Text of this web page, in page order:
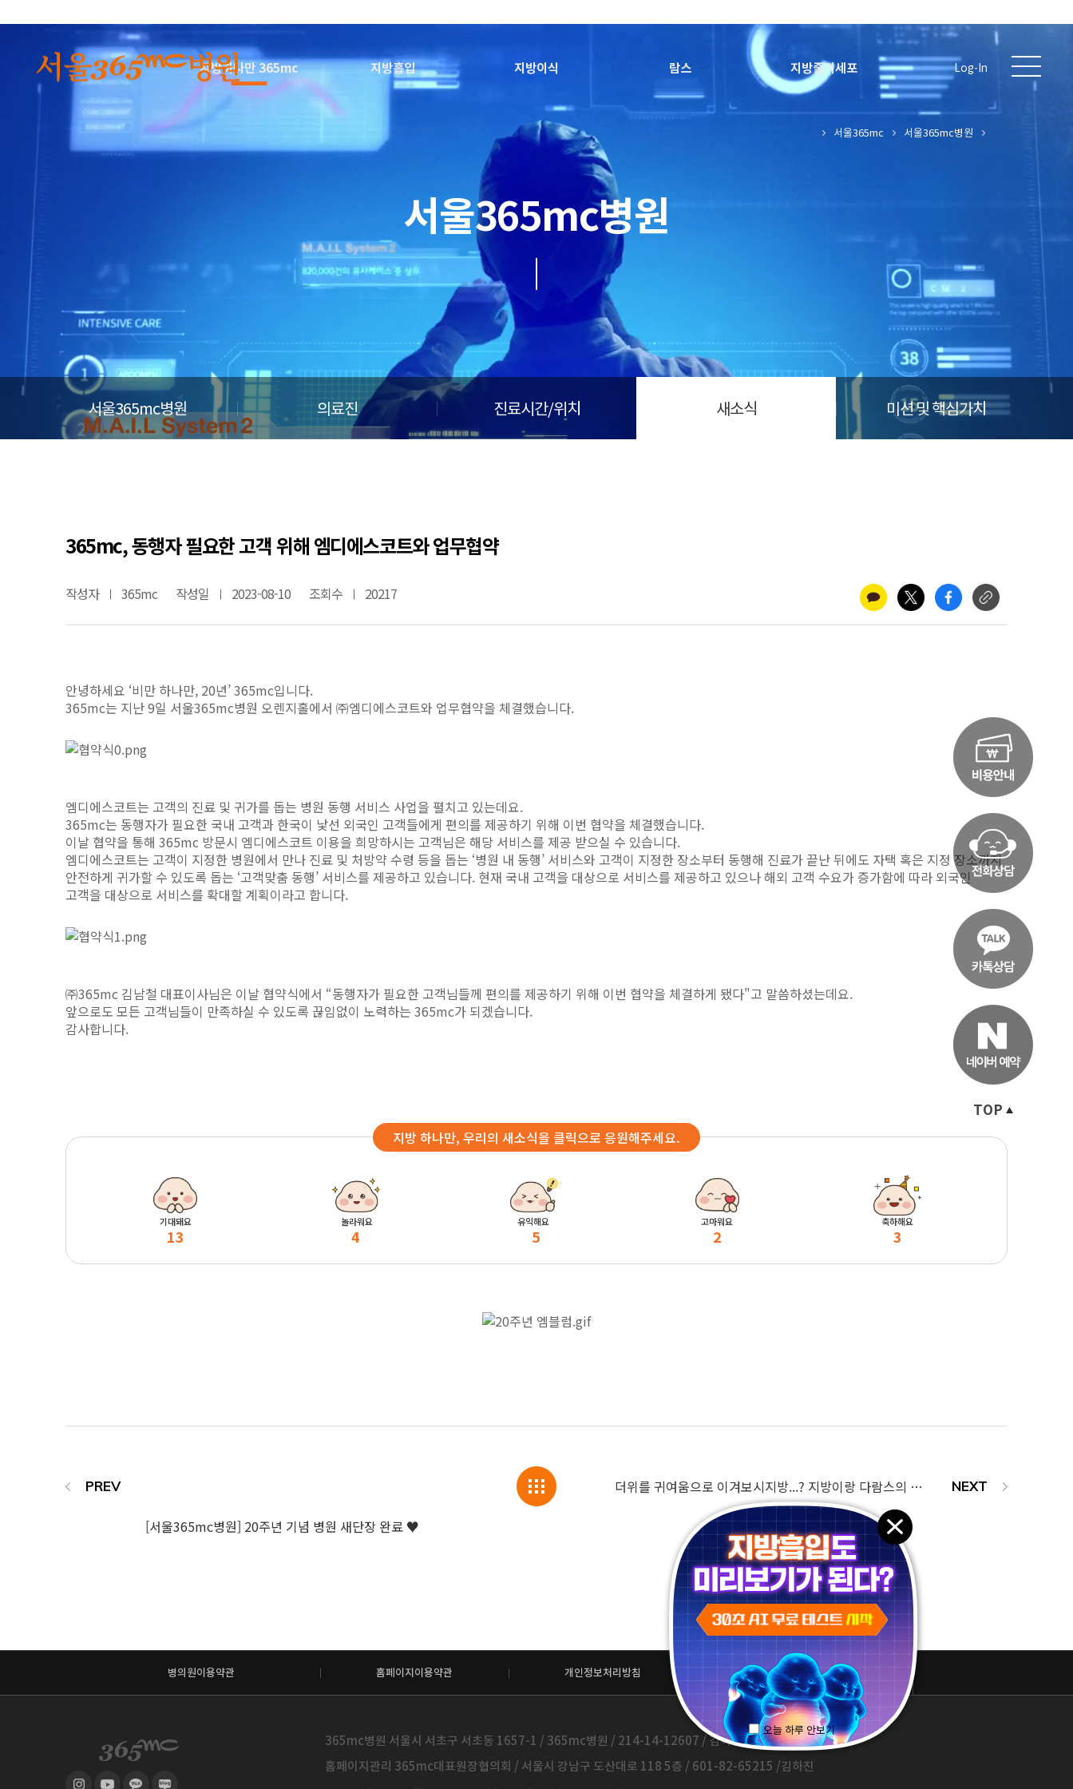
지방하나만 365mc 지방흡입 지방이식 람스 지방줄기세포 Log-In
서울365mc 서울365mc병원
서울365mc병원
서울365mc병원 의료진 진료시간/위치 새소식 미션 및 핵심가치
365mc, 동행자 필요한 고객 위해 엠디에스코트와 업무협약
작성자 365mc 작성일 2023-08-10 조회수 20217
안녕하세요 ‘비만 하나만, 20년’ 365mc입니다.
365mc는 지난 9일 서울365mc병원 오렌지홀에서 ㈜엠디에스코트와 업무협약을 체결했습니다.
엠디에스코트는 고객의 진료 및 귀가를 돕는 병원 동행 서비스 사업을 펼치고 있는데요.
365mc는 동행자가 필요한 국내 고객과 한국이 낯선 외국인 고객들에게 편의를 제공하기 위해 이번 협약을 체결했습니다.
이날 협약을 통해 365mc 방문시 엠디에스코트 이용을 희망하시는 고객님은 해당 서비스를 제공 받으실 수 있습니다.
엠디에스코트는 고객이 지정한 병원에서 만나 진료 및 처방약 수령 등을 돕는 ‘병원 내 동행’ 서비스와 고객이 지정한 장소부터 동행해 진료가 끝난 뒤에도 자택 혹은 지정 장소까지
안전하게 귀가할 수 있도록 돕는 ‘고객맞춤 동행’ 서비스를 제공하고 있습니다. 현재 국내 고객을 대상으로 서비스를 제공하고 있으나 해외 고객 수요가 증가함에 따라 외국인
고객을 대상으로 서비스를 확대할 계획이라고 합니다.
㈜365mc 김남철 대표이사님은 이날 협약식에서 “동행자가 필요한 고객님들께 편의를 제공하기 위해 이번 협약을 체결하게 됐다"고 말씀하셨는데요.
앞으로도 모든 고객님들이 만족하실 수 있도록 끊임없이 노력하는 365mc가 되겠습니다.
감사합니다.
지방 하나만, 우리의 새소식을 클릭으로 응원해주세요.
기대돼요
13
놀라워요
4
유익해요
5
고마워요
2
축하해요
3
[서울365mc병원] 20주년 기념 병원 새단장 완료 ♥
더위를 귀여움으로 이겨보시지방...? 지방이랑 다람스의 시원한 여름휴가 ver 배경화면 배포 !
TOP
오늘 하루 안보기
병의원이용약관 홈페이지이용약관 개인정보처리방침 패밀리 사이트
365mc병원 서울시 서초구 서초동 1657-1 / 365mc병원 / 214-14-12607 / 김하진 / 1577-3653
홈페이지관리 365mc대표원장협의회 / 서울시 강남구 도산대로 118 5층 / 601-82-65215 /김하진